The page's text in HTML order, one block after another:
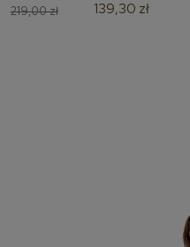
219,00 zł 139,30 zł